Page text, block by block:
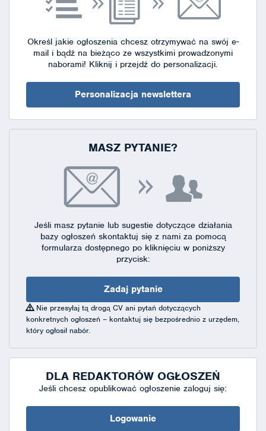
Określ jakie ogłoszenia chcesz otrzymywać na swój e-
mail i bądź na bieżąco ze wszystkimi prowadzonymi
naborami! Kliknij i przejdź do personalizacji.
Personalizacja newslettera
MASZ PYTANIE?
Jeśli masz pytanie lub sugestie dotyczące działania
bazy ogłoszeń skontaktuj się z nami za pomocą
formularza dostępnegopo kliknięciu w poniższy
przycisk:
Zadaj pytanie
Nie przesyłaj tą drogą CV ani pytań dotyczących
konkretnych ogłoszeń – kontaktuj się bezpośrednio z urzędem,
który ogłosił nabór.
DLA REDAKTORÓW OGŁOSZEŃ
Jeśli chcesz opublikować ogłoszenie zaloguj się:
Logowanie